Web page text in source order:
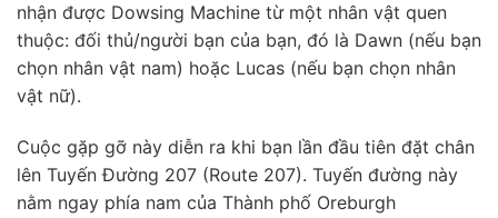
nhận được Dowsing Machine từ một nhân vật quen
thuộc: đối thủ/người bạn của bạn, đó là Dawn (nếu bạn
chọn nhân vật nam) hoặc Lucas (nếu bạn chọn nhân
vật nữ).
Cuộc gặp gỡ này diễn ra khi bạn lần đầu tiên đặt chân
lên Tuyến Đường 207 (Route 207). Tuyến đường này
nằm ngay phía nam của Thành phố Oreburgh